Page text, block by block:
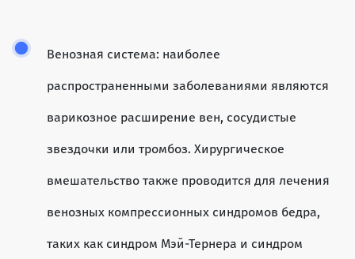
Венозная система: наиболее
распространенными заболеваниями являются
варикозное расширение вен, сосудистые
звездочки или тромбоз. Хирургическое
вмешательство также проводится для лечения
венозных компрессионных синдромов бедра,
таких как синдром Мэй-Тернера и синдром